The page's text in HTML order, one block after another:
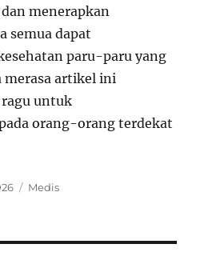
menerapkan
semua dapat
paru-paru yang
merasa artikel ini
untuk
orang-orang terdekat
Categories
Medis